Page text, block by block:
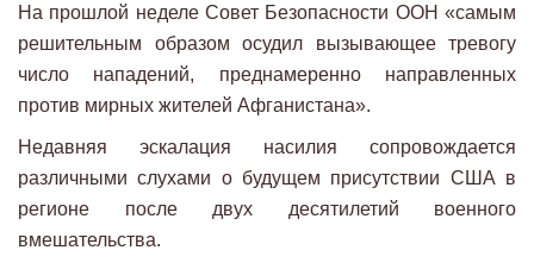
На прошлой неделе Совет Безопасности ООН «самым
решительным образом осудил вызывающее тревогу
число нападений, преднамеренно направленных
против мирных жителей Афганистана».
Недавняя эскалация насилия сопровождается
различными слухами о будущем присутствии США в
регионе после двух десятилетий военного
вмешательства.